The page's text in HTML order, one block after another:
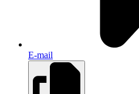
E-mail